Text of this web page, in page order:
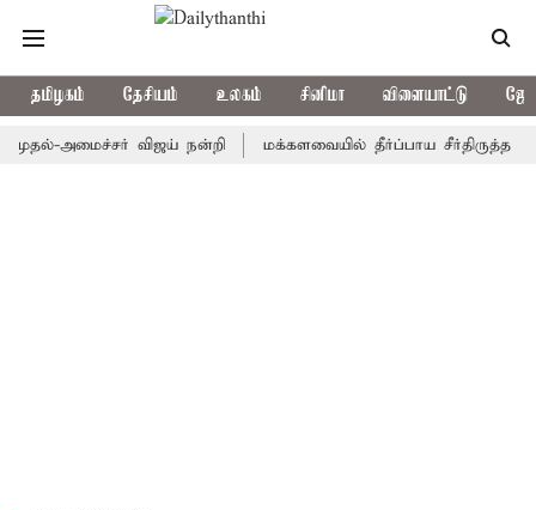
தமிழகம் தேசியம் உலகம் சினிமா விளையாட்டு
அமைச்சர் விஜய் நன்றி மக்களவையில் தீர்ப்பாய சீர்திருத்த மசோதா